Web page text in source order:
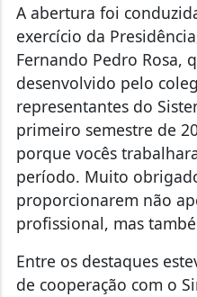
A abertura foi
exercício da
Fernando Pedro Rosa,
desenvolvido pelo
representantes do
primeiro semestre de
porque vocês
período. Muito
proporcionarem não
profissional, mas
Entre os destaques
de cooperação com o